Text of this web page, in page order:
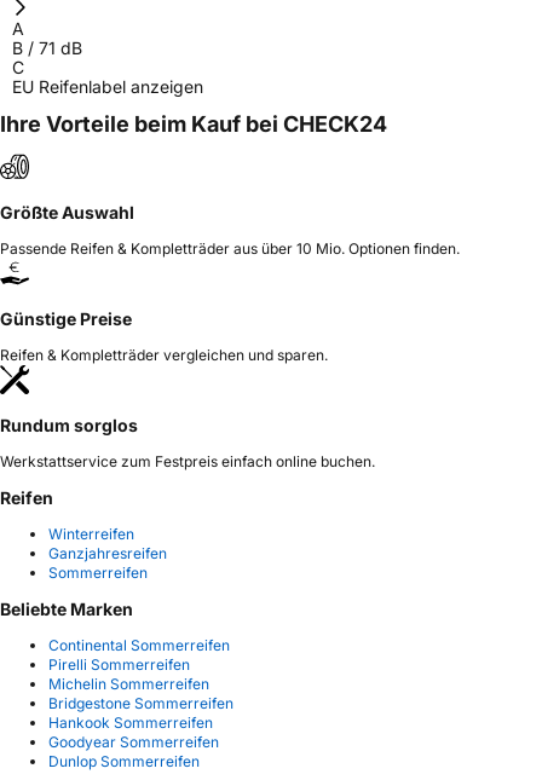
A
B / 71 dB
C
EU Reifenlabel anzeigen
Ihre Vorteile beim Kauf bei CHECK24
Größte Auswahl
Passende Reifen & Kompletträder aus über 10 Mio. Optionen finden.
Günstige Preise
Reifen & Kompletträder vergleichen und sparen.
Rundum sorglos
Werkstattservice zum Festpreis einfach online buchen.
Reifen
Winterreifen
Ganzjahresreifen
Sommerreifen
Beliebte Marken
Continental Sommerreifen
Pirelli Sommerreifen
Michelin Sommerreifen
Bridgestone Sommerreifen
Hankook Sommerreifen
Goodyear Sommerreifen
Dunlop Sommerreifen